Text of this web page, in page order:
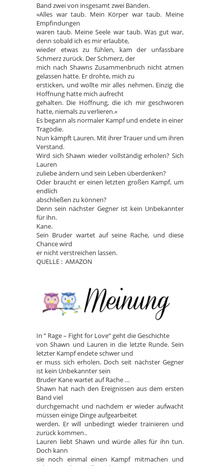
Band zwei von insgesamt zwei Bänden.
»Alles war taub. Mein Körper war taub. Meine
Empfindungen
waren taub. Meine Seele war taub. Was gut war,
denn sobald ich es mir erlaubte,
wieder etwas zu fühlen, kam der unfassbare
Schmerz zurück. Der Schmerz, der
mich nach Shawns Zusammenbruch nicht atmen
gelassen hatte. Er drohte, mich zu
ersticken, und wollte mir alles nehmen. Einzig die
Hoffnung hatte mich aufrecht
gehalten. Die Hoffnung, die ich mir geschworen
hatte, niemals zu verlieren.«
Es begann als normaler Kampf und endete in einer
Tragödie.
Nun kämpft Lauren. Mit ihrer Trauer und um ihren
Verstand.
Wird sich Shawn wieder vollständig erholen? Sich
Lauren
zuliebe ändern und sein Leben überdenken?
Oder braucht er einen letzten großen Kampf, um
endlich
abschließen zu können?
Denn sein nächster Gegner ist kein Unbekannter
für ihn.
Kane.
Sein Bruder wartet auf seine Rache, und diese
Chance wird
er nicht verstreichen lassen.
QUELLE : AMAZON
In “ Rage – Fight for Love“ geht die Geschichte
von Shawn und Lauren in die letzte Runde. Sein
letzter Kampf endete schwer und
er muss sich erholen. Doch seit nächster Gegner
ist kein Unbekannter sein
Bruder Kane wartet auf Rache …
Shawn hat nach den Ereignissen aus dem ersten
Band viel
durchgemacht und nachdem er wieder aufwacht
müssen einige Dinge aufgearbeitet
werden. Er will unbedingt wieder trainieren und
zurück kommen..
Lauren liebt Shawn und würde alles für ihn tun.
Doch kann
sie noch einmal einen Kampf mitmachen und